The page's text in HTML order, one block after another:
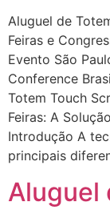
Aluguel de
Feiras e
Evento São
Conference
Totem Touch
Feiras: A
Introdução A
principais
Aluguel